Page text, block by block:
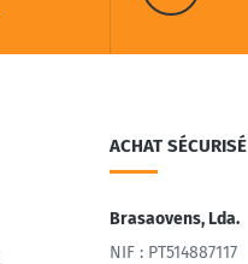
ACHAT SÉCURISÉ
Brasaovens, Lda.
NIF : PT514887117